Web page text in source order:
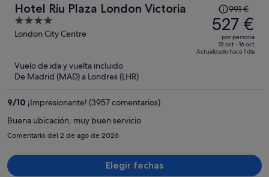
Hotel Riu Plaza London Victoria
4
out
5
London City Centre
El
precio
era
de
991 €,
991 €
527 €
por persona
13 oct - 16 oct
Actualizado hace 1 día
Vuelo de ida y vuelta incluido
De Madrid (MAD) a Londres (LHR)
9/10 ¡Impresionante! (3957 comentarios)
Buena ubicación, muy buen servicio
Comentario del 2 de ago de 2026
Elegir fechas